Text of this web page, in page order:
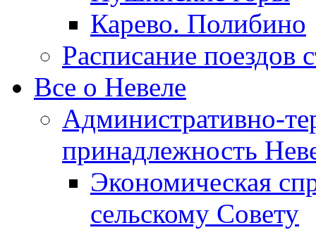
Карево. Полибино
Расписание поездов
Все о Невеле
Административно-
принадлежность
Экономическая
сельскому Совету